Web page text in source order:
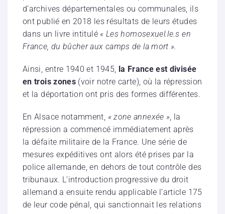
d’archives départementales ou communales, ils
ont publié en 2018 les résultats de leurs études
dans un livre intitulé « Les homosexuel.le.s en
France, du bûcher aux camps de la mort ».
Ainsi, entre 1940 et 1945, la France est divisée
en trois zones (voir notre carte), où la répression
et la déportation ont pris des formes différentes.
En Alsace notamment, « zone annexée », la
répression a commencé immédiatement après
la défaite militaire de la France. Une série de
mesures expéditives ont alors été prises par la
police allemande, en dehors de tout contrôle des
tribunaux. L’introduction progressive du droit
allemand a ensuite rendu applicable l’article 175
de leur code pénal, qui sanctionnait les relations